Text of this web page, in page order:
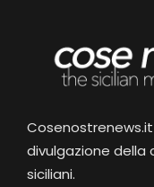
divulgazione della
siciliani.